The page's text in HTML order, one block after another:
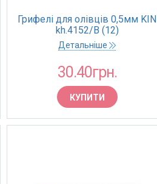
Грифелі для олівців 0,5мм KIN
kh.4152/B (12)
Детальніше
30.40грн.
КУПИТИ